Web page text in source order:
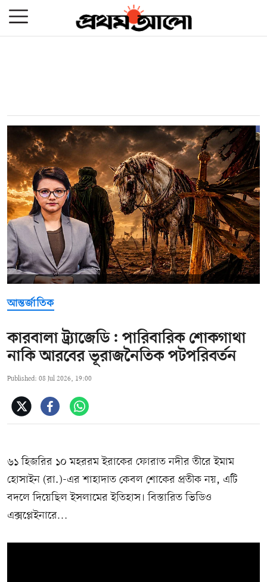
আন্তর্জাতিক
কারবালা ট্র্যাজেডি: পারিবারিক শোকগাথা
নাকি আরবের ভূরাজনৈতিক পটপরিবর্তন
Published: 08 Jul 2026, 19:00
৬১ হিজরির ১০ মহররম ইরাকের ফোরাত নদীর তীরে ইমাম
হোসাইন (রা.)-এর শাহাদাত কেবল শোকের প্রতীক নয়, এটি
বদলে দিয়েছিল ইসলামের ইতিহাস। বিস্তারিত ভিডিও
এক্সপ্লেইনারে…